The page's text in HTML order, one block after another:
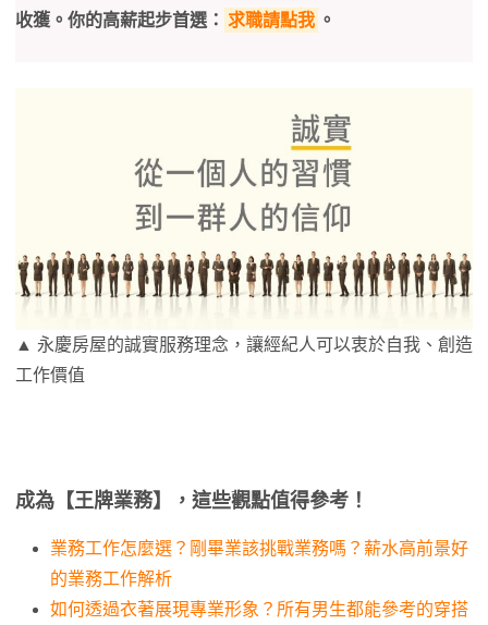
收獲。你的高薪起步首選： 求職請點我 。
▲ 永慶房屋的誠實服務理念，讓經紀人可以衷於自我、創造
工作價值
成為【王牌業務】，這些觀點值得參考！
業務工作怎麼選？剛畢業該挑戰業務嗎？薪水高前景好
的業務工作解析
如何透過衣著展現專業形象？所有男生都能參考的穿搭